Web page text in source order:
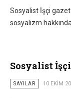
Sosyalist İşçi
sosyalizm
Sosyalist İşçi
SAYILAR 10 EKIM